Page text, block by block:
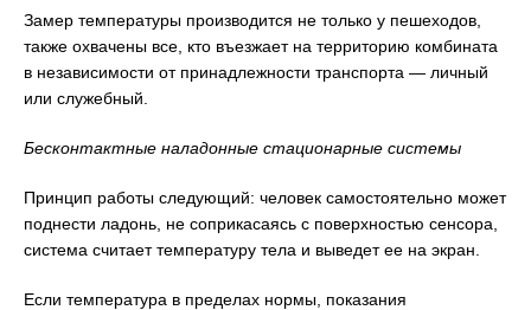
Замер температуры производится не только у пешеходов,
также охвачены все, кто въезжает на территорию комбината
в независимости от принадлежности транспорта — личный
или служебный.
Бесконтактные наладонные стационарные системы
Принцип работы следующий: человек самостоятельно может
поднести ладонь, не соприкасаясь с поверхностью сенсора,
система считает температуру тела и выведет ее на экран.
Если температура в пределах нормы, показания